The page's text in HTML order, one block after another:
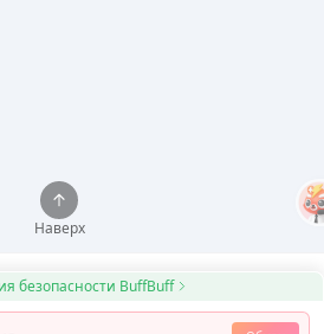
безопасности BuffBuff
Наверх